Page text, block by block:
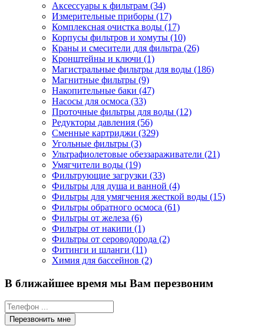
Аксессуары к фильтрам (34)
Измерительные приборы (17)
Комплексная очистка воды (17)
Корпусы фильтров и хомуты (10)
Краны и смесители для фильтра (26)
Кронштейны и ключи (1)
Магистральные фильтры для воды (186)
Магнитные фильтры (9)
Накопительные баки (47)
Насосы для осмоса (33)
Проточные фильтры для воды (12)
Редукторы давления (56)
Сменные картриджи (329)
Угольные фильтры (3)
Ультрафиолетовые обеззараживатели (21)
Умягчители воды (19)
Фильтрующие загрузки (33)
Фильтры для душа и ванной (4)
Фильтры для умягчения жесткой воды (15)
Фильтры обратного осмоса (61)
Фильтры от железа (6)
Фильтры от накипи (1)
Фильтры от сероводорода (2)
Фитинги и шланги (11)
Химия для бассейнов (2)
В ближайшее время мы Вам перезвоним